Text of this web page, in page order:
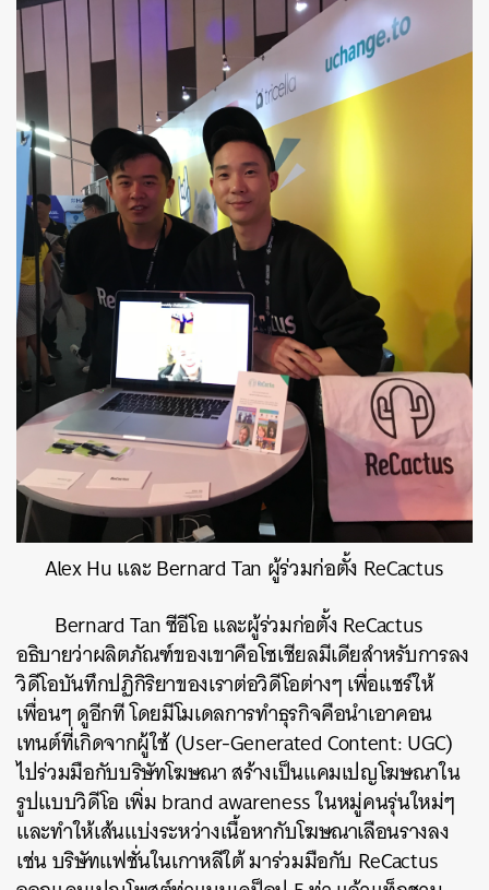
Alex Hu และ Bernard Tan ผู้ร่วมก่อตั้ง ReCactus
Bernard Tan ซีอีโอ และผู้ร่วมก่อตั้ง ReCactus
อธิบายว่าผลิตภัณฑ์ของเขาคือโซเชียลมีเดียสำหรับการลง
วิดีโอบันทึกปฏิกิริยาของเราต่อวิดีโอต่างๆ เพื่อแชร์ให้
เพื่อนๆ ดูอีกที โดยมีโมเดลการทำธุรกิจคือนำเอาคอน
เทนต์ที่เกิดจากผู้ใช้ (User-Generated Content: UGC)
ไปร่วมมือกับบริษัทโฆษณา สร้างเป็นแคมเปญโฆษณาใน
รูปแบบวิดีโอ เพิ่ม brand awareness ในหมู่คนรุ่นใหม่ๆ
และทำให้เส้นแบ่งระหว่างเนื้อหากับโฆษณาเลือนรางลง
เช่น บริษัทแฟชั่นในเกาหลีใต้ มาร่วมมือกับ ReCactus
SHARE TWEET LINE EMAIL